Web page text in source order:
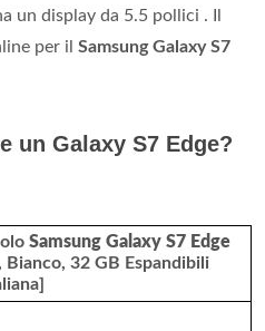
un display da 5.5 pollici . Il
per il Samsung Galaxy S7
un Galaxy S7 Edge?
Samsung Galaxy S7 Edge
Bianco, 32 GB Espandibili